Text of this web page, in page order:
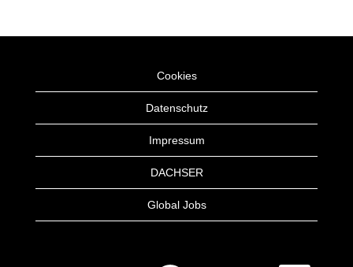
Cookies
Datenschutz
Impressum
DACHSER
Global Jobs